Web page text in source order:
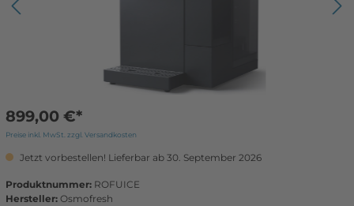
899,00 €*
Preise inkl. MwSt. zzgl. Versandkosten
Jetzt vorbestellen! Lieferbar ab 30. September 2026
Produktnummer: ROFUICE
Hersteller: Osmofresh